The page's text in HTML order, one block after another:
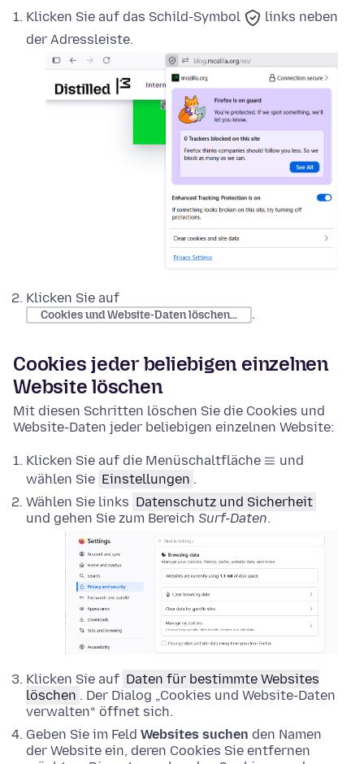
Klicken Sie auf das Schild-Symbol
links neben
der Adressleiste.
Klicken Sie auf
Cookies und Website-Daten löschen… .
Cookies jeder beliebigen einzelnen
Website löschen
Mit diesen Schritten löschen Sie die Cookies und
Website-Daten jeder beliebigen einzelnen Website:
Klicken Sie auf die Menüschaltfläche
und
wählen Sie Einstellungen .
Wählen Sie links Datenschutz und Sicherheit
und gehen Sie zum Bereich Surf-Daten.
Klicken Sie auf Daten für bestimmte Websites
löschen . Der Dialog „Cookies und Website-Daten
verwalten“ öffnet sich.
Geben Sie im Feld Websites suchen den Namen
der Website ein, deren Cookies Sie entfernen